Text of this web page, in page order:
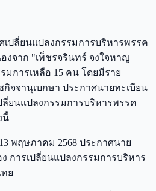
เปลี่ยนแปลงกรรมการบริหารพรรค
งจาก "เพ็ชรจรินทร์ จงใจหาญ
การเหลือ 15 คน โดยมีราย
จจานุเบกษา ประกาศนายทะเบียน
ลี่ยนแปลงกรรมการบริหารพรรค
นี้
พฤษภาคม 2568 ประกาศนาย
การเปลี่ยนแปลงกรรมการบริหาร
ย